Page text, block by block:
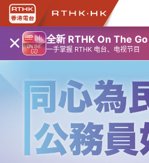
× 全新 RTHK On The Go
一手掌握 RTHK 电台、电视节目